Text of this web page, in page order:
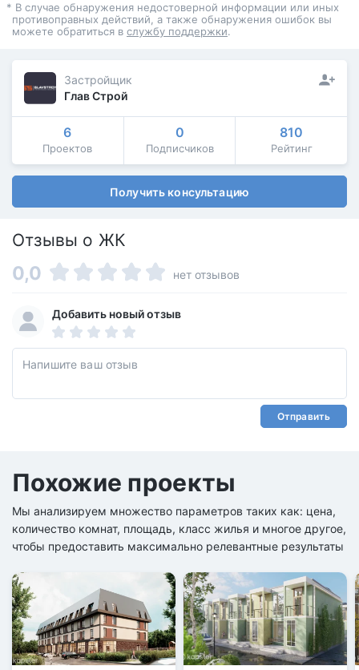
* В случае обнаружения недостоверной информации или иных
противоправных действий, а также обнаружения ошибок вы
можете обратиться в службу поддержки.
Застройщик
Глав Строй
6
Проектов
0
Подписчиков
810
Рейтинг
Получить консультацию
Отзывы о ЖК
0,0 нет отзывов
Добавить новый отзыв
Отправить
Похожие проекты
Мы анализируем множество параметров таких как: цена,
количество комнат, площадь, класс жилья и многое другое,
чтобы предоставить максимально релевантные результаты